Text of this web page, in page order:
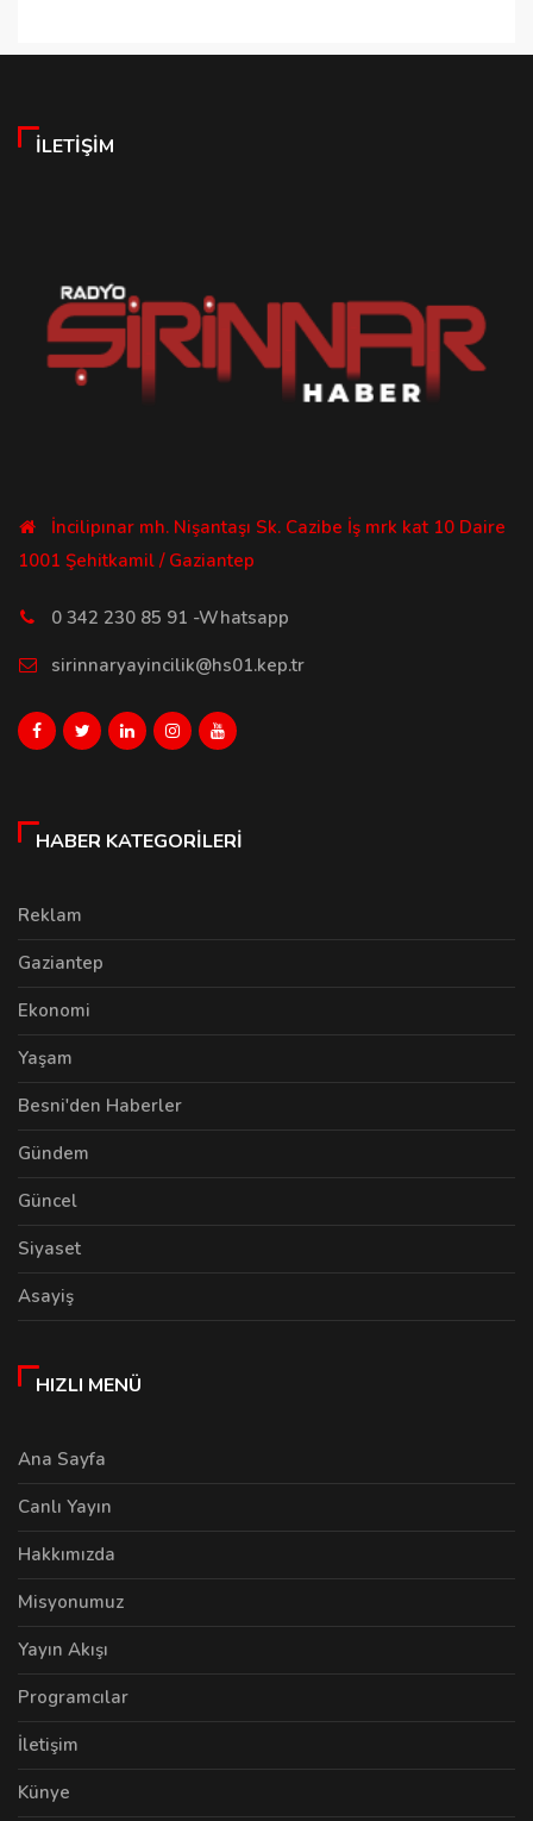
İLETIŞIM
İncilipınar mh. Nişantaşı Sk. Cazibe İş mrk kat 10 Daire
1001 Şehitkamil / Gaziantep
0 342 230 85 91 -Whatsapp
sirinnaryayincilik@hs01.kep.tr
HABER KATEGORILERI
Reklam
Gaziantep
Ekonomi
Yaşam
Besni'den Haberler
Gündem
Güncel
Siyaset
Asayiş
HIZLI MENÜ
Ana Sayfa
Canlı Yayın
Hakkımızda
Misyonumuz
Yayın Akışı
Programcılar
İletişim
Künye